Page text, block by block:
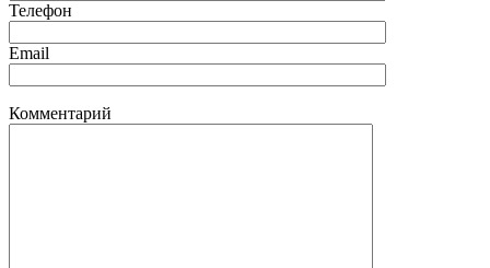
Телефон
Email
Комментарий